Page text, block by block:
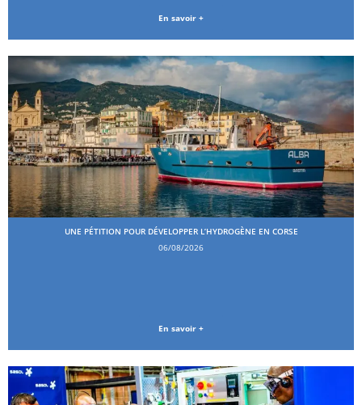
En savoir +
UNE PÉTITION POUR DÉVELOPPER L’HYDROGÈNE EN CORSE
06/08/2026
En savoir +